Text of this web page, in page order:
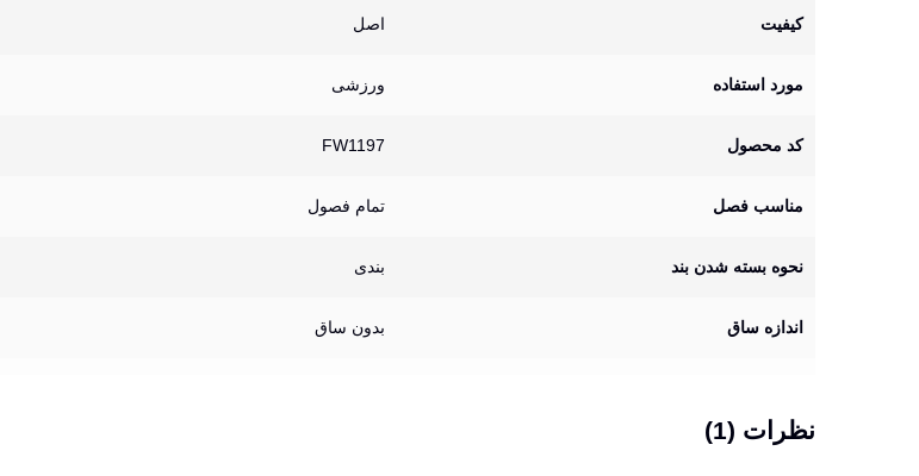
کیفیت اصل
مورد استفاده ورزشی
کد محصول FW1197
مناسب فصل تمام فصول
نحوه بسته شدن بند بندی
اندازه ساق بدون ساق
نظرات (1)